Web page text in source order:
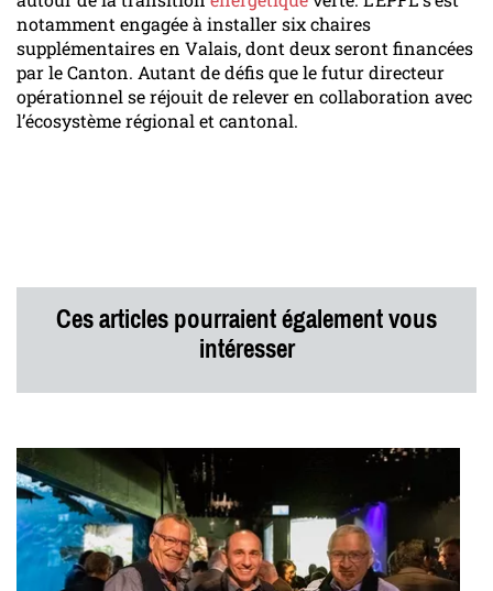
notamment engagée à installer six chaires
supplémentaires en Valais, dont deux seront financées
par le Canton. Autant de défis que le futur directeur
opérationnel se réjouit de relever en collaboration avec
l’écosystème régional et cantonal.
Ces articles pourraient également vous
intéresser